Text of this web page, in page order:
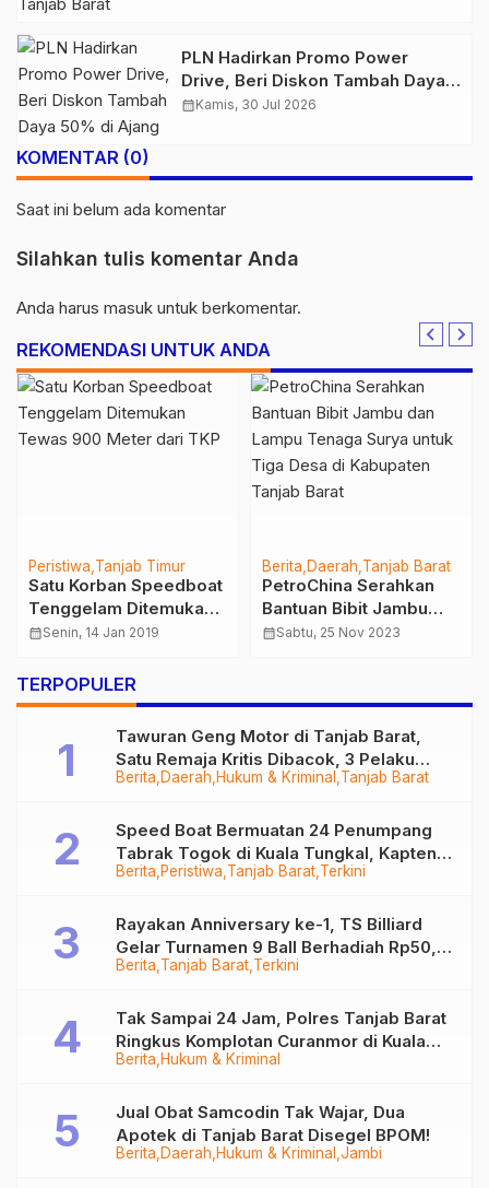
PLN Hadirkan Promo Power
Drive, Beri Diskon Tambah Daya
50% di Ajang GIIAS 2026
calendar_monthKamis, 30 Jul 2026
KOMENTAR (0)
Saat ini belum ada komentar
Silahkan tulis komentar Anda
Anda harus masuk untuk berkomentar.
REKOMENDASI UNTUK ANDA
Peristiwa Tanjab Timur
Satu Korban Speedboat
Tenggelam Ditemukan
Tewas 900 Meter dari
calendar_monthSenin, 14 Jan 2019
Berita Daerah Tanjab Barat
PetroChina Serahkan
Bantuan Bibit Jambu
dan Lampu Tenaga
Barat
calendar_monthSabtu, 25 Nov 2023
TERPOPULER
Berita Daerah Hukum & Kriminal Tanjab Barat
Tawuran Geng Motor di Tanjab Barat,
Satu Remaja Kritis Dibacok, 3 Pelaku
Ditangkap
Berita Peristiwa Tanjab Barat Terkini
Speed Boat Bermuatan 24 Penumpang
Tabrak Togok di Kuala Tungkal, Kapten
Sempat Hilang
Berita Tanjab Barat Terkini
Rayakan Anniversary ke-1, TS Billiard
Gelar Turnamen 9 Ball Berhadiah Rp50,8
Juta
Berita Hukum & Kriminal
Tak Sampai 24 Jam, Polres Tanjab Barat
Ringkus Komplotan Curanmor di Kuala
Tungkal
Berita Daerah Hukum & Kriminal Jambi
Jual Obat Samcodin Tak Wajar, Dua
Apotek di Tanjab Barat Disegel BPOM!